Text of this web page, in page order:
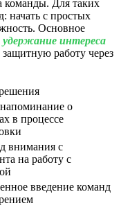
команды. Для таких
начать с простых
Основное
удержание интереса
работу через
о
в процессе
внимания с
на работу с
введение команд